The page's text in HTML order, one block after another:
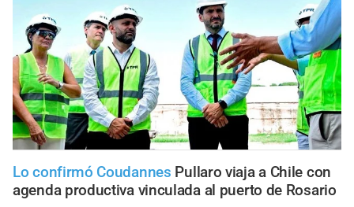
Lo confirmó Coudannes Pullaro viaja a Chile con
agenda productiva vinculada al puerto de Rosario